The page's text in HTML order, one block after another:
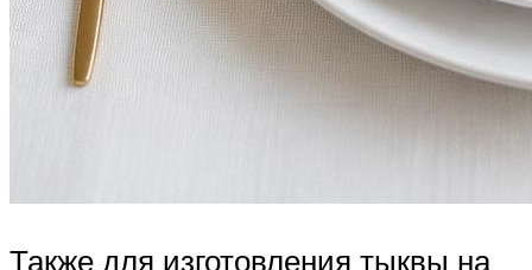
Также для изготовления тыквы на